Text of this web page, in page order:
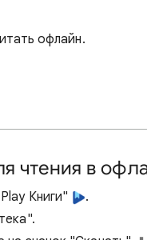
офлайн.
чтения в
Книги"
.